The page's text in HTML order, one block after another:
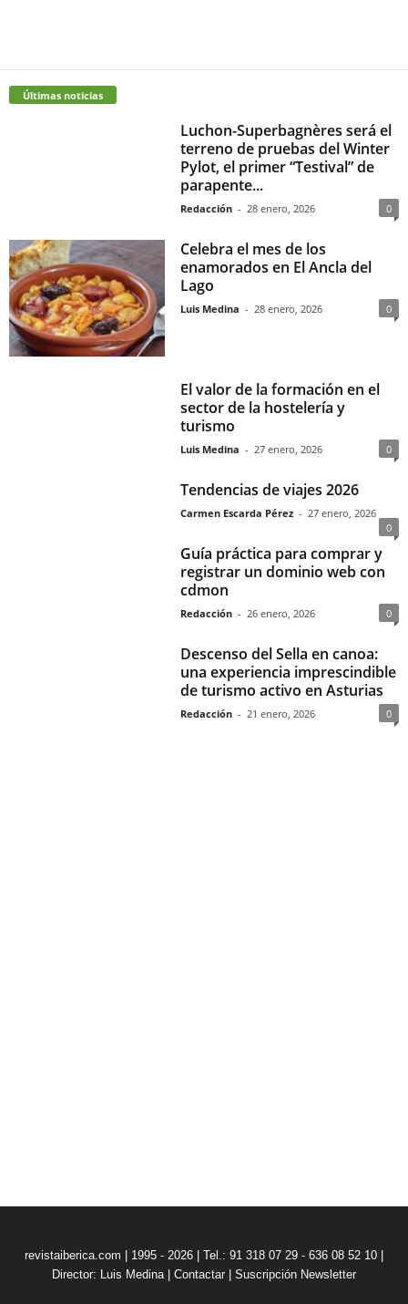
Últimas noticias
Luchon-Superbagnères será el
terreno de pruebas del Winter
Pylot, el primer “Testival” de
parapente...
Redacción - 28 enero, 2026 0
Celebra el mes de los
enamorados en El Ancla del
Lago
Luis Medina - 28 enero, 2026 0
El valor de la formación en el
sector de la hostelería y
turismo
Luis Medina - 27 enero, 2026 0
Tendencias de viajes 2026
Carmen Escarda Pérez - 27 enero, 2026
0
Guía práctica para comprar y
registrar un dominio web con
cdmon
Redacción - 26 enero, 2026 0
Descenso del Sella en canoa:
una experiencia imprescindible
de turismo activo en Asturias
Redacción - 21 enero, 2026 0
revistaiberica.com | 1995 - 2026 | Tel.: 91 318 07 29 - 636 08 52 10 |
Director: Luis Medina| Contactar Suscripción Newsletter